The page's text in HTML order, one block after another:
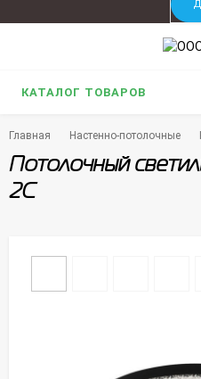
КАТАЛОГ ТОВАРОВ
Главная Настенно-потолочные
Потолочный
2C